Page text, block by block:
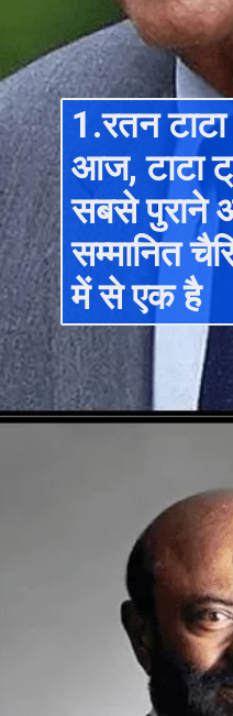
1.रतन टाटा
आज, टाटा
सबसे पुराने
सम्मानित
में से एक है